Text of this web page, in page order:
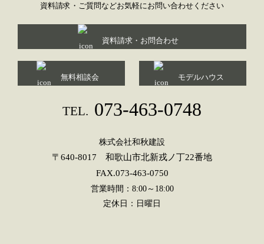
資料請求・ご質問などお気軽にお問い合わせください
資料請求・お問合わせ
無料相談会 モデルハウス
TEL. 073-463-0748
株式会社和秋建設
〒640-8017 和歌山市北新戎ノ丁22番地
FAX.073-463-0750
営業時間：8:00～18:00
定休日：日曜日